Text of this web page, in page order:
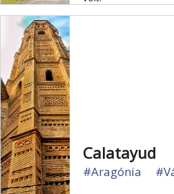
Calatayud
#Aragónia